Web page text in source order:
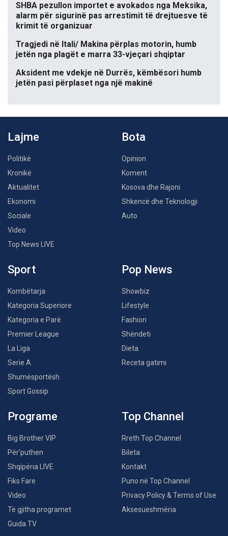
SHBA pezullon importet e avokados nga Meksika,
alarm për sigurinë pas arrestimit të drejtuesve të
krimit të organizuar
Tragjedi në Itali/ Makina përplas motorin, humb
jetën nga plagët e marra 33-vjeçari shqiptar
Aksident me vdekje në Durrës, këmbësori humb
jetën pasi përplaset nga një makinë
Lajme
Politikë
Kronikë
Aktualitet
Ekonomi
Sociale
Video
Top News LIVE
Bota
Opinion
Koment
Kosova dhe Rajoni
Shkencë dhe Teknologji
Auto
Sport
Kombëtarja
Kategoria Superiore
Kategoria e Parë
Premier League
La Liga
Serie A
Shumësportësh
Sport Gossip
Pop News
Showbiz
Lifestyle
Fashion
Shëndeti
Dieta
Receta gatimi
Programe
Big Brother VIP
Për’puthen
Shqipëria LIVE
Fiks Fare
Video
Të gjitha programet
Guida TV
Top Channel
Rreth Top Channel
Bileta
Kontakt
Puno në Top Channel
Privacy Policy & Terms of Use
Aksesueshmëria